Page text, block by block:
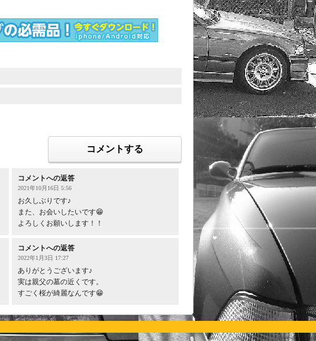
コメントする
コメントへの返答
2021年10月16日 5:56
お久しぶりです♪
また、お会いしたいです😁
よろしくお願いします！！
コメントへの返答
2022年1月3日 17:27
ありがとうございます♪
実は親父の墓の近くです。
すごく桜が綺麗なんです😁